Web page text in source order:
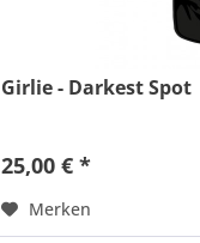
Girlie - Darkest Spot
25,00 € *
Merken